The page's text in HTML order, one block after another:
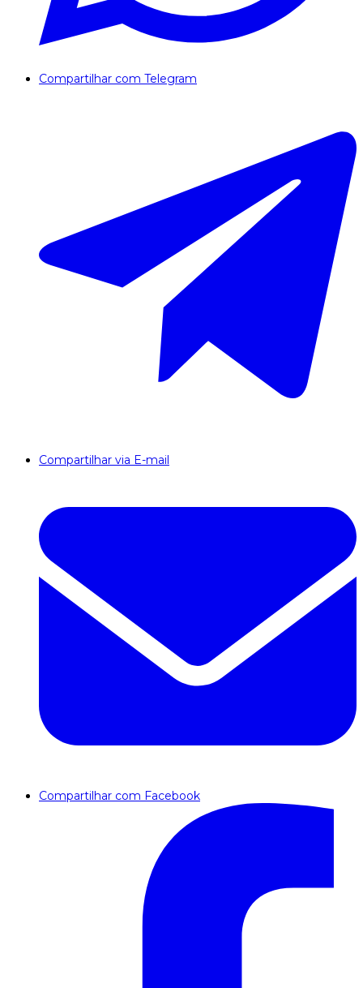
Compartilhar com Telegram
Compartilhar via E-mail
Compartilhar com Facebook